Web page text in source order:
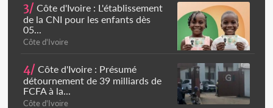
3/ Côte d'Ivoire : L'établissement
de la CNI pour les enfants dès
05...
Côte d'Ivoire
4/ Côte d'Ivoire : Présumé
détournement de 39 milliards de
FCFA à la...
Côte d'Ivoire